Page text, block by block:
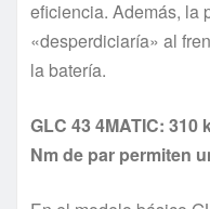
eficiencia. Además, la
«desperdiciaría» al
la batería.
GLC 43 4MATIC: 310
Nm de par permiten